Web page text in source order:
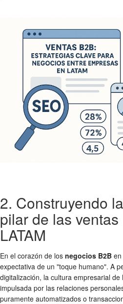
2. Construyendo
pilar de las ventas
LATAM
En el corazón de los negocios B2B
expectativa de un "toque humano". A
digitalización, la cultura empresarial
impulsada por las relaciones
puramente automatizados o